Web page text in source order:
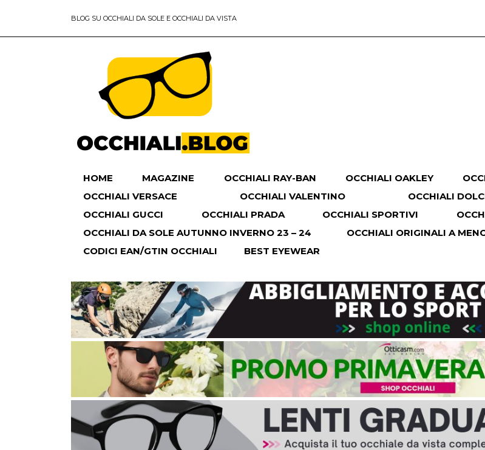
BLOG SU OCCHIALI DA SOLE E OCCHIALI DA VISTA
HOME MAGAZINE OCCHIALI RAY-BAN OCCHIALI OAKLEY
OCCHIALI VERSACE
OCCHIALI VALENTINO
OCCHIALI
OCCHIALI GUCCI
OCCHIALI PRADA OCCHIALI SPORTIVI
OCCHIALI DA SOLE AUTUNNO INVERNO 23 – 24
OCCHIALI ORIGINALI A
CODICI EAN/GTIN OCCHIALI
BEST EYEWEAR